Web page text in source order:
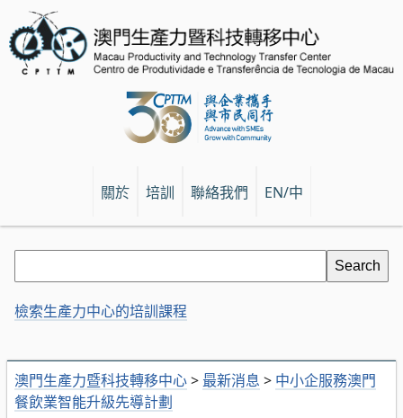
關於 培訓 聯絡我們 EN/中
澳門生產力暨科技轉移中心> 最新消息 > 中小企服務澳門
餐飲業智能升級先導計劃
檢索生產力中心的培訓課程